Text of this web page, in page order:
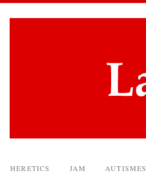
HERETICS JAM AUTISMES